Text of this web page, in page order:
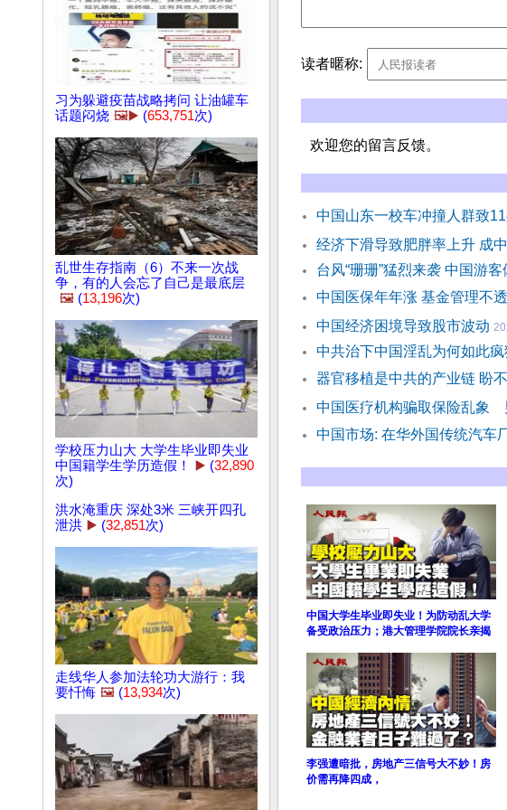
习为躲避疫苗战略拷问 让油罐车
话题闷烧 🖼️▶️ (653,751次)
乱世生存指南（6）不来一次战
争，有的人会忘了自己是最底层
🖼️ (13,196次)
学校压力山大 大学生毕业即失业
中国籍学生学历造假！
▶️ (32,890
次)
洪水淹重庆 深处3米 三峡开四孔
泄洪 ▶️ (32,851次)
走线华人参加法轮功大游行：我
要忏悔 🖼️ (13,934次)
读者暱称:
欢迎您的留言反馈。
中国山东一校车冲撞人群致
经济下滑导致肥胖率上升 成
台风“珊珊”猛烈来袭 中国游
中国医保年年涨 基金管理不
中国经济困境导致股市波动
中共治下中国淫乱为何如此疯
器官移植是中共的产业链 盼
中国医疗机构骗取保险乱象
中国市场: 在华外国传统汽车
中国大学生毕业即失业！为防动乱大学
备受政治压力；港大管理学院院长亲揭
李强遭暗批，房地产三信号大不妙！房
价需再降四成，